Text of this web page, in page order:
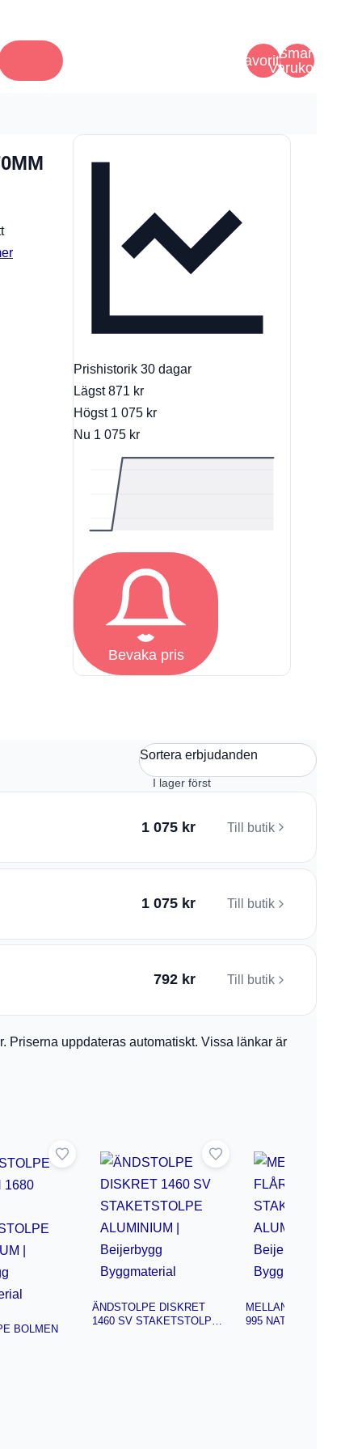
FavoriterSmart
Varukorg
Prishistorik 30 dagar
Lägst 871 kr
Högst 1 075 kr
Nu 1 075 kr
Bevaka pris
Sortera erbjudanden
1 075 kr Till butik
1 075 kr Till butik
792 kr Till butik
Priserna uppdateras automatiskt. Vissa länkar är
BOLMEN
ÄNDSTOLPE DISKRET
1460 SV STAKETSTOLPE
MELLANSTOLPE
995 NAT